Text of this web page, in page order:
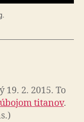
.
2. 2015. To
titanov.